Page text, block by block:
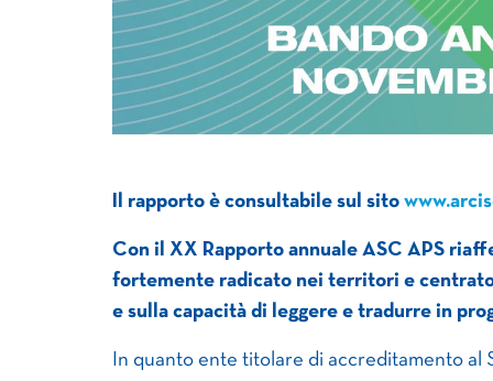
Il rapporto è consultabile sul sito
Con il XX Rapporto annuale ASC APS
fortemente radicato nei territori e
e sulla capacità di leggere e tradurre in
In quanto ente titolare di accreditamento al